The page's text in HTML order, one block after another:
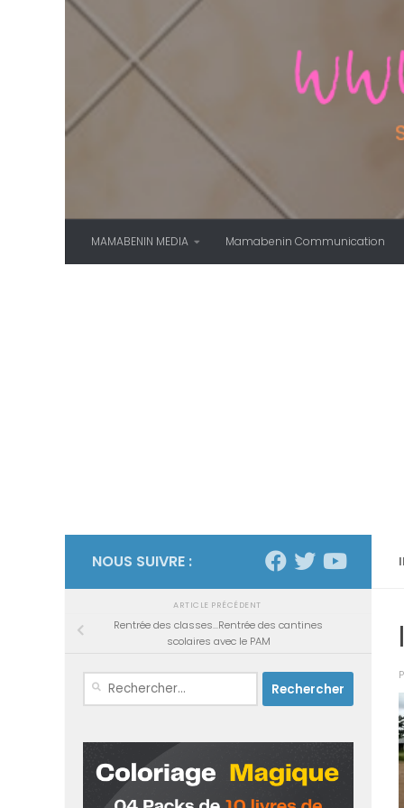
Skip to content
MAMABENIN MEDIA Mamabenin Communication
NOUS SUIVRE :
ARTICLE PRÉCÉDENT
Rentrée des classes…Rentrée des cantines
scolaires avec le PAM
Rechercher :